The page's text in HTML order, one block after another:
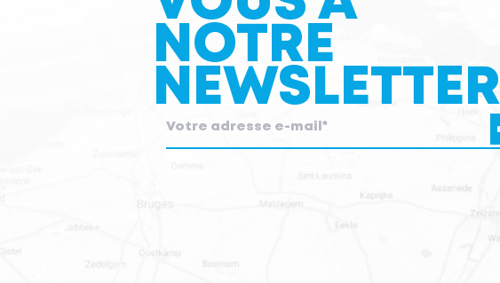
NOTRE
NEWSLETTER
contacter au sujet de nos produits et services.